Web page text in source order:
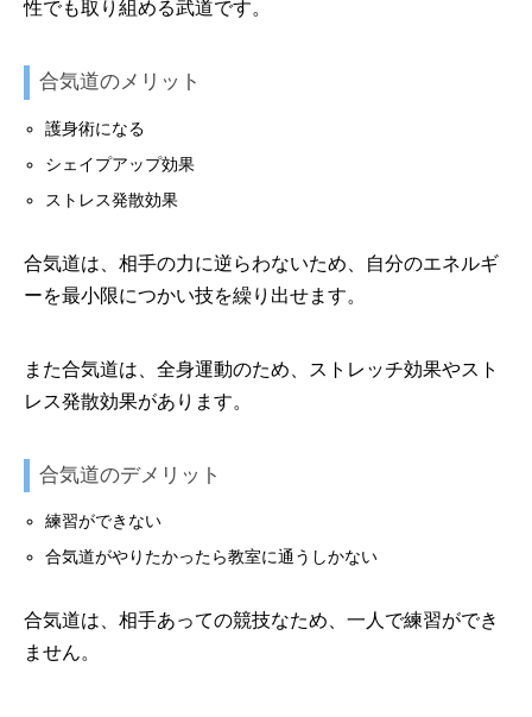
性でも取り組める武道です。
合気道のメリット
護身術になる
シェイプアップ効果
ストレス発散効果
合気道は、相手の力に逆らわないため、自分のエネルギ
ーを最小限につかい技を繰り出せます。
また合気道は、全身運動のため、ストレッチ効果やスト
レス発散効果があります。
合気道のデメリット
練習ができない
合気道がやりたかったら教室に通うしかない
合気道は、相手あっての競技なため、一人で練習ができ
ません。